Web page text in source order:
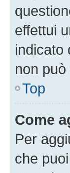
effettui
indicato
non
Top
Come
Per
che